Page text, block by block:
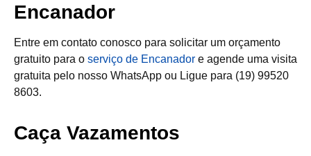
Encanador
Entre em contato conosco para solicitar um orçamento
gratuito para o serviço de Encanador e agende uma visita
gratuita pelo nosso WhatsApp ou Ligue para (19) 99520
8603.
Caça Vazamentos